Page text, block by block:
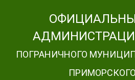
ПОГРАНИЧНОГО